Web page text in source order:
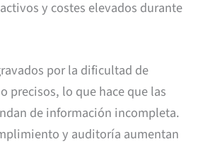
y costes elevados durante
por la dificultad de
precisos, lo que hace que las
de información incompleta.
y auditoría aumentan